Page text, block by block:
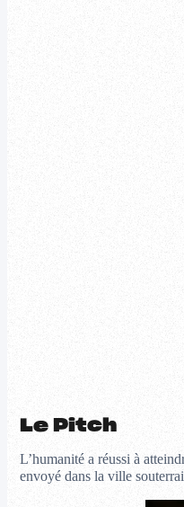
Le Pitch
L’humanité a réussi à
envoyé dans la ville